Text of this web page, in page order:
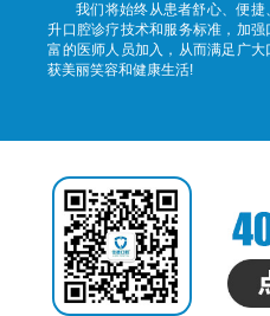
我们将始终从患者舒心、便
升口腔诊疗技术和服务标准，加
富的医师人员加入，从而满足广
获美丽笑容和健康生活!